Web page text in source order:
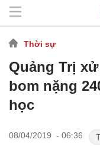
Thời sự
Quảng Trị
bom nặng
học
08/04/2019 - 06:36